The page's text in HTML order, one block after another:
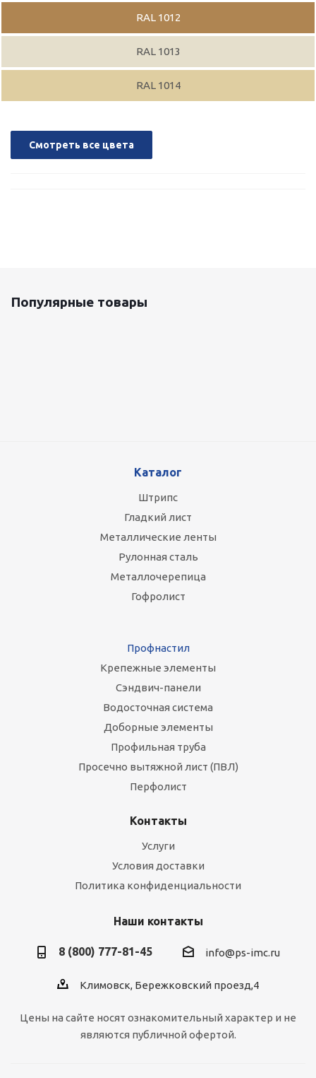
RAL 1012
RAL 1013
RAL 1014
Смотреть все цвета
Популярные товары
Каталог
Штрипс
Гладкий лист
Металлические ленты
Рулонная сталь
Металлочерепица
Гофролист
Профнастил
Крепежные элементы
Сэндвич-панели
Водосточная система
Доборные элементы
Профильная труба
Просечно вытяжной лист (ПВЛ)
Перфолист
Контакты
Услуги
Условия доставки
Политика конфиденциальности
Наши контакты
8 (800) 777-81-45 info@ps-imc.ru
Климовск, Бережковский проезд,4
Цены на сайте носят ознакомительный характер и не
являются публичной офертой.